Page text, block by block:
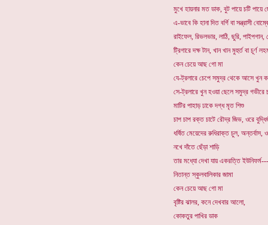
মুখে হায়নার মত ডাক, বুট পায়ে চটি পায়ে
এ-ভাবে কি হানা দিত বর্গি বা সন্ত্রাসী
রাইফেল, রিভলভার, লাঠি, ছুরি, পাইপগান,
ট্রিগারে দক্ষ টান, খান খান মুহুর্ত বা চূর্ণ
কেন চেয়ে আছ গো মা
যে-ট্রলারে চেপে সমুদ্র থেকে আসে খুন
সে-ট্রলারে খুন হওয়া ছেলে সমুদ্র গভীরে
মাটির পাহাড় ঢাকে দগ্ধ মৃত শিশু
চাপ চাপ রক্ত চাটে রৌদ্র জিভ, ওরে
ধর্ষিত মেয়েদের রুধিরাক্ত চুল, অন্তর্বাস,
নখে দাঁতে ছেঁড়া শাড়ি
তার মধ্যো দেখা যায় একরত্তি ইউনিফর্ম---
নিতান্ত স্কুলবালিকার জামা
কেন চেয়ে আছ গো মা
বৃষ্টির ঝালর, কনে দেখবার আলো,
কোকতুর পাখির ডাক